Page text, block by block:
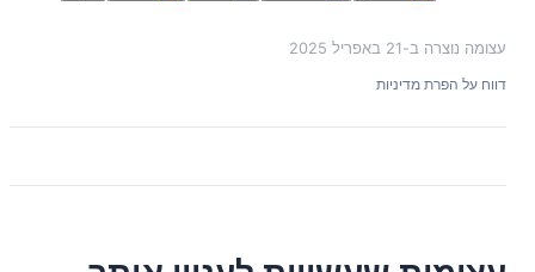
עצומה נוצרה ב- 21 באפריל 2025
דווח על הפרת מדיניות